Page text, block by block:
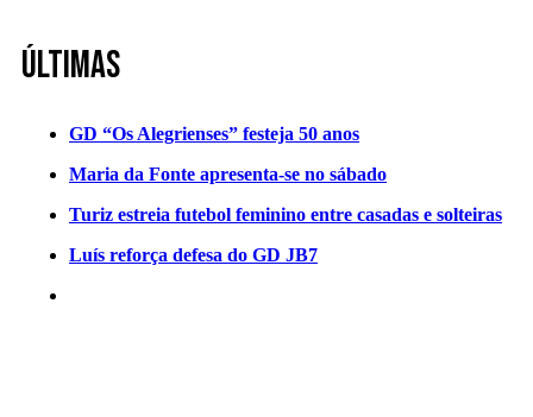
Últimas
GD “Os Alegrienses” festeja 50 anos
Maria da Fonte apresenta-se no sábado
Turiz estreia futebol feminino entre casadas e solteiras
Luís reforça defesa do GD JB7